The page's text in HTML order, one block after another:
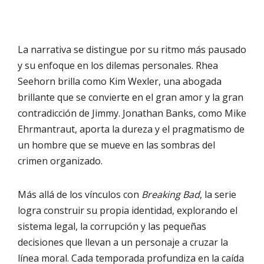
La narrativa se distingue por su ritmo más pausado
y su enfoque en los dilemas personales. Rhea
Seehorn brilla como Kim Wexler, una abogada
brillante que se convierte en el gran amor y la gran
contradicción de Jimmy. Jonathan Banks, como Mike
Ehrmantraut, aporta la dureza y el pragmatismo de
un hombre que se mueve en las sombras del
crimen organizado.
Más allá de los vínculos con Breaking Bad, la serie
logra construir su propia identidad, explorando el
sistema legal, la corrupción y las pequeñas
decisiones que llevan a un personaje a cruzar la
línea moral. Cada temporada profundiza en la caída